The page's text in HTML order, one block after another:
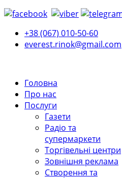
+38 (067) 010-50-60
everest.rinok@gmail.com
Головна
Про нас
Послуги
Газети
Радіо та
супермаркети
Торгівельні центри
Зовнішня реклама
Створення та